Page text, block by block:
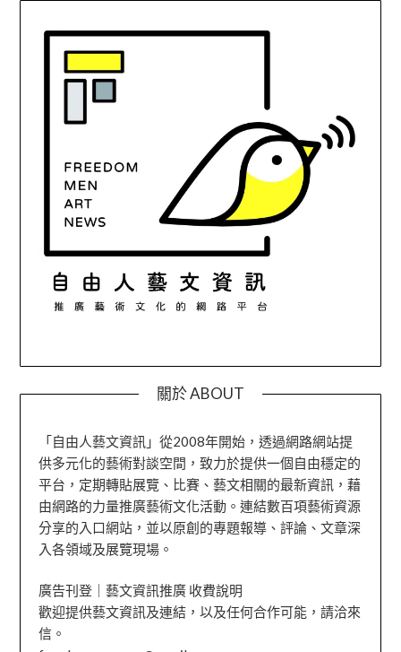
關於 ABOUT
「自由人藝文資訊」從2008年開始，透過網路網站提
供多元化的藝術對談空間，致力於提供一個自由穩定的
平台，定期轉貼展覽、比賽、藝文相關的最新資訊，藉
由網路的力量推廣藝術文化活動。連結數百項藝術資源
分享的入口網站，並以原創的專題報導、評論、文章深
入各領域及展覽現場。
廣告刊登｜藝文資訊推廣 收費說明
歡迎提供藝文資訊及連結，以及任何合作可能，請洽來
信。